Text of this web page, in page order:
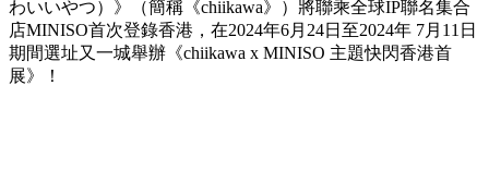
わいいやつ）》（簡稱《chiikawa》）將聯乘全球IP聯名集合
店MINISO首次登錄香港，在2024年6月24日至2024年 7月11日
期間選址又一城舉辦《chiikawa x MINISO 主題快閃香港首
展》！